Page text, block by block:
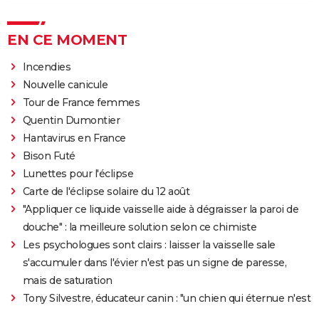
EN CE MOMENT
Incendies
Nouvelle canicule
Tour de France femmes
Quentin Dumontier
Hantavirus en France
Bison Futé
Lunettes pour l'éclipse
Carte de l'éclipse solaire du 12 août
"Appliquer ce liquide vaisselle aide à dégraisser la paroi de
douche" : la meilleure solution selon ce chimiste
Les psychologues sont clairs : laisser la vaisselle sale
s'accumuler dans l'évier n'est pas un signe de paresse,
mais de saturation
Tony Silvestre, éducateur canin : "un chien qui éternue n'est